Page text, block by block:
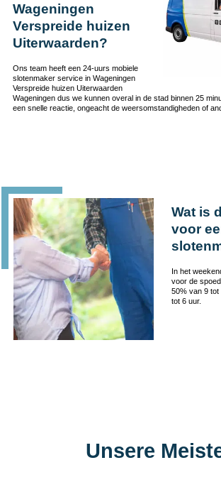
Wageningen
Verspreide huizen
Uiterwaarden?
Ons team heeft een 24-uurs mobiele
slotenmaker service in Wageningen
Verspreide huizen Uiterwaarden
Wageningen dus we kunnen overal in de stad binnen 25
een snelle reactie, ongeacht de weersomstandigheden of
Wat is
voor
In het
voor de
50% van 9 tot
tot 6 uur.
Unsere